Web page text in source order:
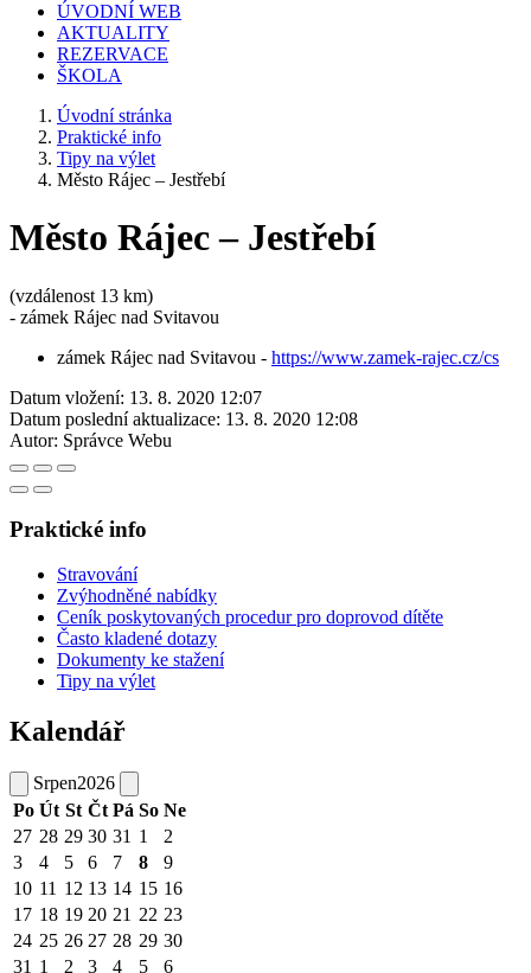
ÚVODNÍ WEB
AKTUALITY
REZERVACE
ŠKOLA
Úvodní stránka
Praktické info
Tipy na výlet
Město Rájec – Jestřebí
Město Rájec – Jestřebí
(vzdálenost 13 km)
- zámek Rájec nad Svitavou
zámek Rájec nad Svitavou - https://www.zamek-rajec.cz/cs
Datum vložení: 13. 8. 2020 12:07
Datum poslední aktualizace: 13. 8. 2020 12:08
Autor: Správce Webu
Praktické info
Stravování
Zvýhodněné nabídky
Ceník poskytovaných procedur pro doprovod dítěte
Často kladené dotazy
Dokumenty ke stažení
Tipy na výlet
Kalendář
Srpen2026
Po Út St Čt Pá So Ne
27 28 29 30 31 1
2
3
4 5 6 7 8
9
10 11 12 13 14 15 16
17 18 19 20 21 22 23
24 25 26 27 28 29 30
31 1 2 3 4 5 6